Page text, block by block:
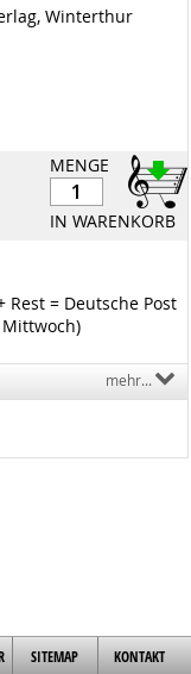
Winterthur
MENGE
IN WARENKORB
Rest = Deutsche Post
Mittwoch)
mehr...
SITEMAP KONTAKT